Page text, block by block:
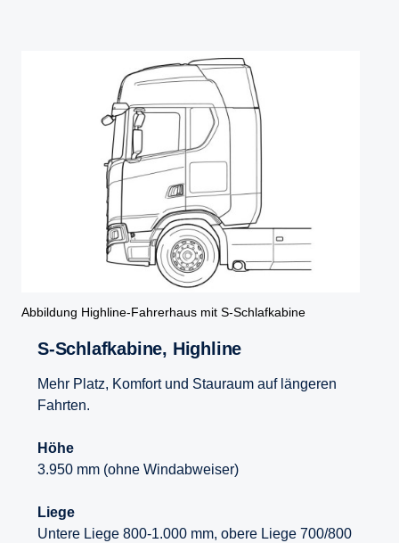
Abbildung Highline-Fahrerhaus mit S-Schlafkabine
S-​Schlafkabine, Highline
Mehr Platz, Komfort und Stauraum auf längeren
Fahrten.
Höhe
3.950 mm (ohne Windabweiser)
Liege
Untere Liege 800-1.000 mm, obere Liege 700/800